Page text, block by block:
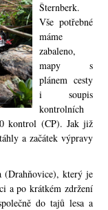
Šternberk.
Vše potřebné
máme
zabaleno,
mapy s
plánem cesty
i soupis
kontrolních
kontrol (CP). Jak již
a začátek výpravy
který je
a po krátkém zdržení
do tajů lesa a